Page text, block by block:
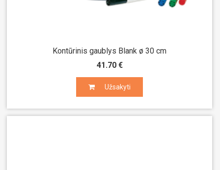
Kontūrinis gaublys Blank ø 30 cm
41.70 €
Užsakyti
Užsakyti